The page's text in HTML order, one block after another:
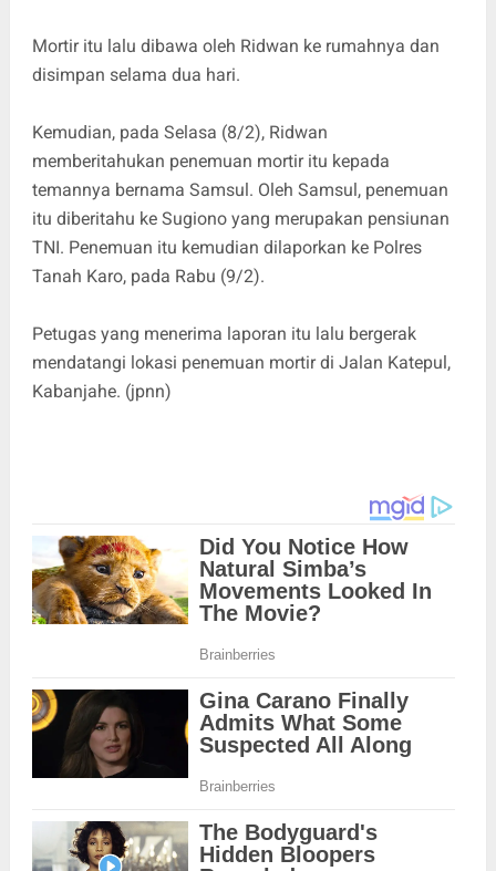
Mortir itu lalu dibawa oleh Ridwan ke rumahnya dan
disimpan selama dua hari.
Kemudian, pada Selasa (8/2), Ridwan
memberitahukan penemuan mortir itu kepada
temannya bernama Samsul. Oleh Samsul, penemuan
itu diberitahu ke Sugiono yang merupakan pensiunan
TNI. Penemuan itu kemudian dilaporkan ke Polres
Tanah Karo, pada Rabu (9/2).
Petugas yang menerima laporan itu lalu bergerak
mendatangi lokasi penemuan mortir di Jalan Katepul,
Kabanjahe. (jpnn)